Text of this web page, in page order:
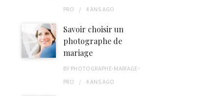
PRO
4 ANS AGO
Savoir choisir un
photographe de
mariage
BY PHOTOGRAPHE-MARIAGE-
PRO
4 ANS AGO